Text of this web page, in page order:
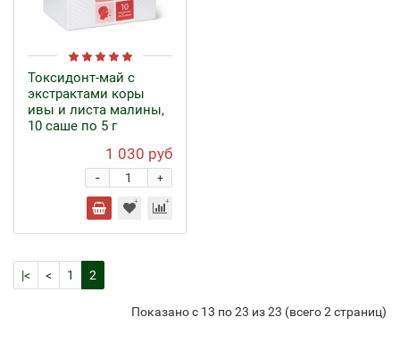
Токсидонт-май с
экстрактами коры
ивы и листа малины,
10 саше по 5 г
1 030 руб
+
-
|< < 1 2
Показано с 13 по 23 из 23 (всего 2 страниц)